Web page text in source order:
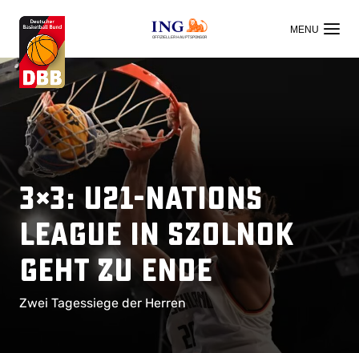
OFFIZIELLER HAUPTSPONSOR
3×3: U21-Nations
League in Szolnok
geht zu Ende
Zwei Tagessiege der Herren